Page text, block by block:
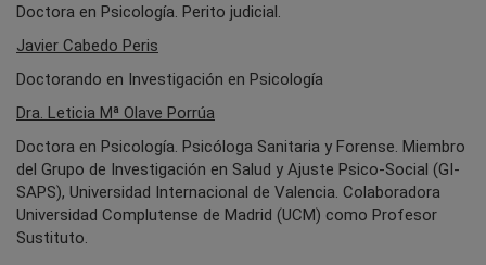
Doctora en Psicología. Perito judicial.
Javier Cabedo Peris
Doctorando en Investigación en Psicología
Dra. Leticia Mª Olave Porrúa
Doctora en Psicología. Psicóloga Sanitaria y Forense. Miembro
del Grupo de Investigación en Salud y Ajuste Psico-Social (GI-
SAPS), Universidad Internacional de Valencia. Colaboradora
Universidad Complutense de Madrid (UCM) como Profesor
Sustituto.